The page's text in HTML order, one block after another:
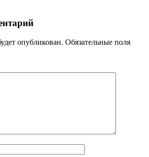
опубликован. Обязательные поля